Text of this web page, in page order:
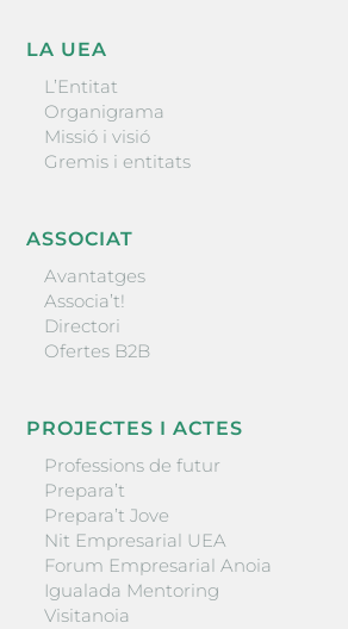
LA UEA
L’Entitat
Organigrama
Missió i visió
Gremis i entitats
ASSOCIAT
Avantatges
Associa’t!
Directori
Ofertes B2B
PROJECTES I ACTES
Professions de futur
Prepara’t
Prepara’t Jove
Nit Empresarial UEA
Forum Empresarial Anoia
Igualada Mentoring
Visitanoia